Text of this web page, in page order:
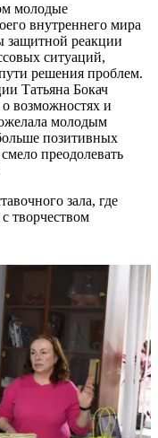
молодые
внутреннего мира
защитной реакции
ситуаций,
решения проблем.
Татьяна Бокач
о возможностях и
молодым
позитивных
преодолевать
зала, где
творчеством